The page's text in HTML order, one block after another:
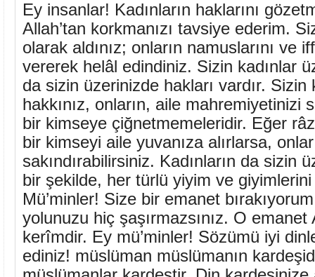
Ey insanlar! Kadınların haklarını
Allah’tan korkmanızı tavsiye ederim.
olarak aldınız; onların namuslarını ve
vererek helâl edindiniz. Sizin kadınlar
da sizin üzerinizde hakları vardır. Sizin
hakkınız, onların, aile mahremiyetinizi
bir kimseye çiğnetmemeleridir. Eğer
bir kimseyi aile yuvanıza alırlarsa,
sakındırabilirsiniz. Kadınların da sizin
bir şekilde, her türlü yiyim ve
Mü’minler! Size bir emanet
yolunuzu hiç şaşırmazsınız. O emanet
kerîmdir. Ey mü’minler! Sözümü iyi
ediniz! müslüman müslümanın